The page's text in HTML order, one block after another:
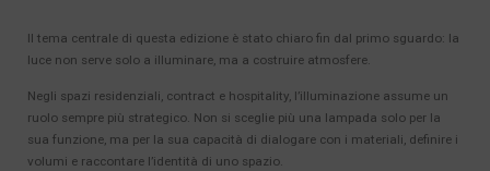
Il tema centrale di questa edizione è stato chiaro fin dal primo sguardo: la
luce non serve solo a illuminare, ma a costruire atmosfere.
Negli spazi residenziali, contract e hospitality, l’illuminazione assume un
ruolo sempre più strategico. Non si sceglie più una lampada solo per la
sua funzione, ma per la sua capacità di dialogare con i materiali, definire i
volumi e raccontare l’identità di uno spazio.